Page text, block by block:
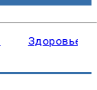
Здоровье